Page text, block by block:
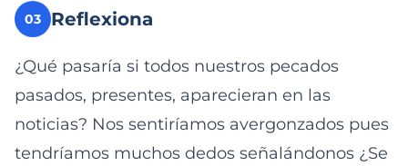
03 Reflexiona
¿Qué pasaría si todos nuestros pecados
pasados, presentes, aparecieran en las
noticias? Nos sentiríamos avergonzados pues
tendríamos muchos dedos señalándonos ¿Se